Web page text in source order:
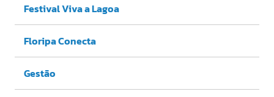
Festival Viva a Lagoa
Floripa Conecta
Gestão